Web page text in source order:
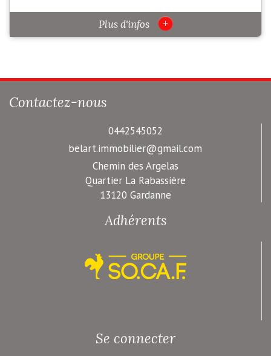
Plus d'infos +
Contactez-nous
0442545052
belart.immobilier@gmail.com
Chemin des Argelas
Quartier La Rabassière
13120 Gardanne
Adhérents
Se connecter